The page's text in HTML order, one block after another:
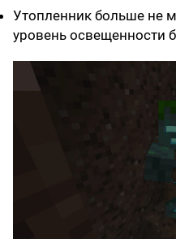
Утопленник больше не
уровень освещенности